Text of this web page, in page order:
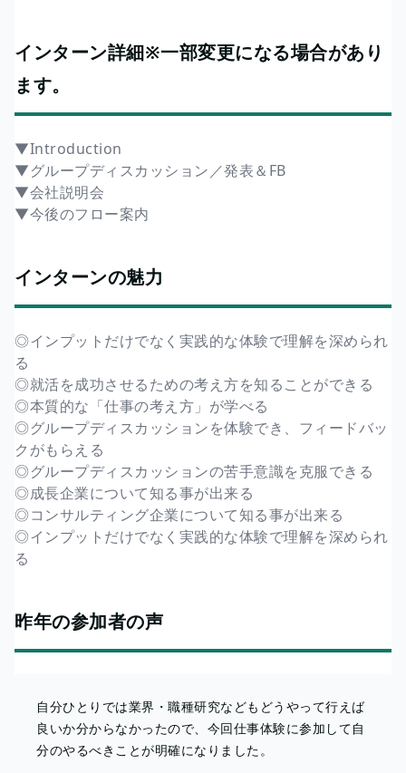
インターン詳細※一部変更になる場合があり
ます。
▼Introduction
▼グループディスカッション／発表＆FB
▼会社説明会
▼今後のフロー案内
インターンの魅力
◎インプットだけでなく実践的な体験で理解を深められ
る
◎就活を成功させるための考え方を知ることができる
◎本質的な「仕事の考え方」が学べる
◎グループディスカッションを体験でき、フィードバッ
クがもらえる
◎グループディスカッションの苦手意識を克服できる
◎成長企業について知る事が出来る
◎コンサルティング企業について知る事が出来る
◎インプットだけでなく実践的な体験で理解を深められ
る
昨年の参加者の声
自分ひとりでは業界・職種研究などもどうやって行えば
良いか分からなかったので、今回仕事体験に参加して自
分のやるべきことが明確になりました。